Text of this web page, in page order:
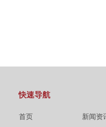
快速导航
新闻资
首页